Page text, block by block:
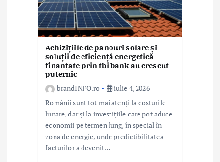
Achizițiile de panouri solare și
soluții de eficiență energetică
finanțate prin tbi bank au crescut
puternic
brandINFO.ro
iulie 4, 2026
Românii sunt tot mai atenți la costurile
lunare, dar și la investițiile care pot aduce
economii pe termen lung, în special în
zona de energie, unde predictibilitatea
facturilor a devenit…